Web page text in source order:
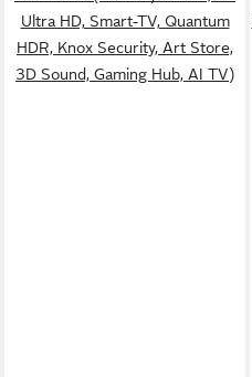
Ultra HD, Smart-TV, Quantum
HDR, Knox Security, Art Store,
3D Sound, Gaming Hub, AI TV)